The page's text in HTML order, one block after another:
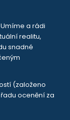
a rádi
realitu,
snadné
(založeno
ocenění za